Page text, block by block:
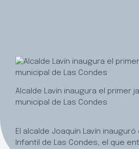
Alcalde Lavín inaugura el primer
municipal de Las Condes
El alcalde Joaquín Lavín inauguró
Infantil de Las Condes, el que